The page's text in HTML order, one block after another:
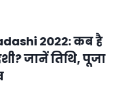
2022: कब है
जानें तिथि, पूजा